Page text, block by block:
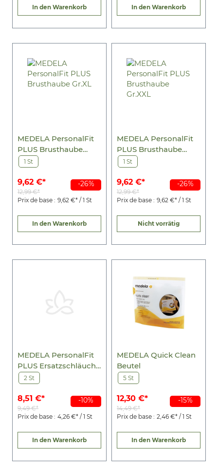
In den Warenkorb In den Warenkorb
-26%
MEDELA PersonalFit
PLUS Brusthaube
Gr.XL
1 St
9,62 €*
12,99 €*
Prix de base : 9,62 €* / 1 St
In den Warenkorb
-26%
MEDELA PersonalFit
PLUS Brusthaube
Gr.XXL
1 St
9,62 €*
12,99 €*
Prix de base : 9,62 €* / 1 St
Nicht vorrätig
-10%
MEDELA PersonalFit
PLUS Ersatzschläuche
2 St
2 St
8,51 €*
9,49 €*
Prix de base : 4,26 €* / 1 St
In den Warenkorb
-15%
MEDELA Quick Clean
Beutel
5 St
12,30 €*
14,49 €*
Prix de base : 2,46 €* / 1 St
In den Warenkorb